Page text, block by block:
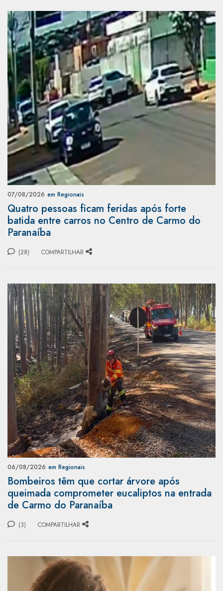
07/08/2026 em Regionais
Quatro pessoas ficam feridas após forte
batida entre carros no Centro de Carmo do
Paranaíba
(28) COMPARTILHAR
06/08/2026 em Regionais
Bombeiros têm que cortar árvore após
queimada comprometer eucaliptos na entrada
de Carmo do Paranaíba
(3) COMPARTILHAR